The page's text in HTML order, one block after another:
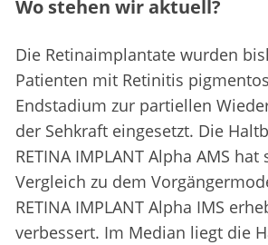
Wo stehen wir aktuell?
Die Retinaimplantate wurden
Patienten mit Retinitis
Endstadium zur partiellen
der Sehkraft eingesetzt. Die
RETINA IMPLANT Alpha AMS hat
Vergleich zu dem
RETINA IMPLANT Alpha IMS
verbessert. Im Median liegt die